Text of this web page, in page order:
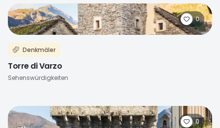
0
Denkmäler
Torre di Varzo
Sehenswürdigkeiten
0